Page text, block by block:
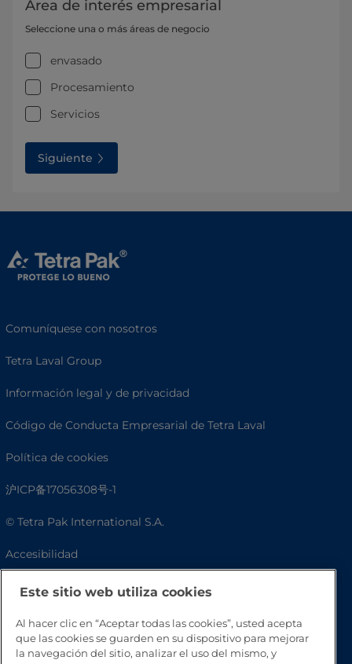
Área de interés empresarial
Seleccione una o más áreas de negocio
envasado
Procesamiento
Servicios
Siguiente
Comuníquese con nosotros
Tetra Laval Group
Información legal y de privacidad
Código de Conducta Empresarial de Tetra Laval
Política de cookies
沪ICP备17056308号-1
© Tetra Pak International S.A.
Accesibilidad
Preguntas frecuentes
Este sitio web utiliza cookies
Al hacer clic en “Aceptar todas las cookies”, usted acepta
que las cookies se guarden en su dispositivo para mejorar
la navegación del sitio, analizar el uso del mismo, y